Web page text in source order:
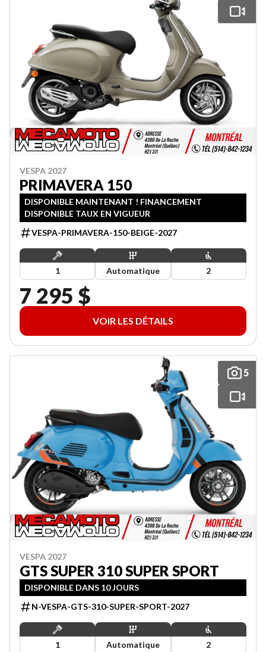
VESPA 2027
PRIMAVERA 150
DISPONIBLE MAINTENANT ! FINANCEMENT
DISPONIBLE TAUX EN VIGUEUR
VESPA-PRIMAVERA-150-BEIGE-2027
1 Automatique 2
7 295 $
VOIR LES DÉTAILS
5
VESPA 2027
GTS SUPER 310 SUPER SPORT
DISPONIBLE DANS 10 JOURS
N-VESPA-GTS-310-SUPER-SPORT-2027
1 Automatique 2